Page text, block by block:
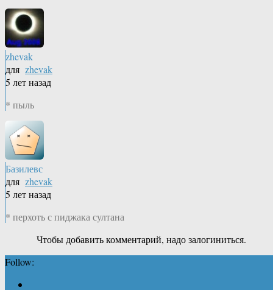
zhevak
для zhevak
5 лет назад
* пыль
Базилевс
для zhevak
5 лет назад
* перхоть с пиджака султана
Чтобы добавить комментарий, надо залогиниться.
Follow: